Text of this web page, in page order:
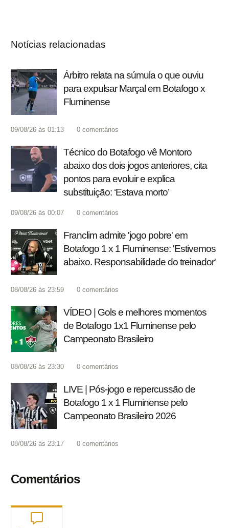
Notícias relacionadas
Árbitro relata na súmula o que ouviu
para expulsar Marçal em Botafogo x
Fluminense
09/08/26 às 01:13 0 comentários
Técnico do Botafogo vê Montoro
abaixo dos dois jogos anteriores, cita
pontos para evoluir e explica
substituição: ‘Estava morto’
09/08/26 às 00:07 0 comentários
Franclim admite 'jogo pobre' em
Botafogo 1 x 1 Fluminense: 'Estivemos
abaixo. Responsabilidade do treinador'
08/08/26 às 23:59 0 comentários
VÍDEO | Gols e melhores momentos
de Botafogo 1x1 Fluminense pelo
Campeonato Brasileiro
08/08/26 às 23:30 0 comentários
LIVE | Pós-jogo e repercussão de
Botafogo 1 x 1 Fluminense pelo
Campeonato Brasileiro 2026
08/08/26 às 23:17 0 comentários
Comentários